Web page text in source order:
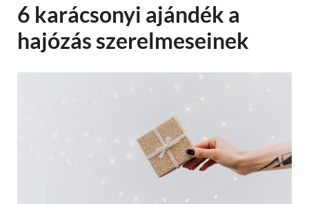
6 karácsonyi ajándék a
hajózás szerelmeseinek